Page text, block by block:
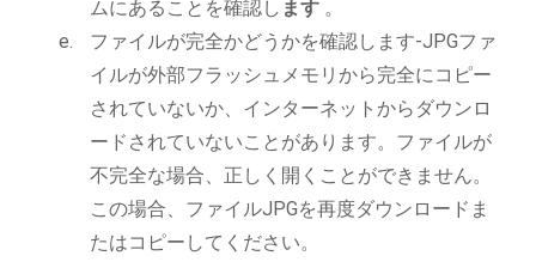
ムにあることを確認し ます 。
ファイルが完全かどうかを確認します-JPGファ
イルが外部フラッシュメモリから完全にコピー
されていないか、インターネットからダウンロ
ードされていないことがあります。ファイルが
不完全な場合、正しく開くことができません。
この場合、ファイルJPGを再度ダウンロードま
たはコピーしてください。